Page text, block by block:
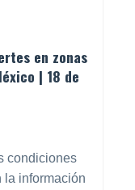
en zonas
| 18 de
condiciones
la información